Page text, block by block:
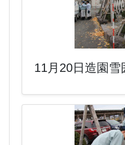
11月20日造園雪